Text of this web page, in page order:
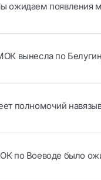
ожидаем появления
вынесла по
полномочий
по Воеводе было